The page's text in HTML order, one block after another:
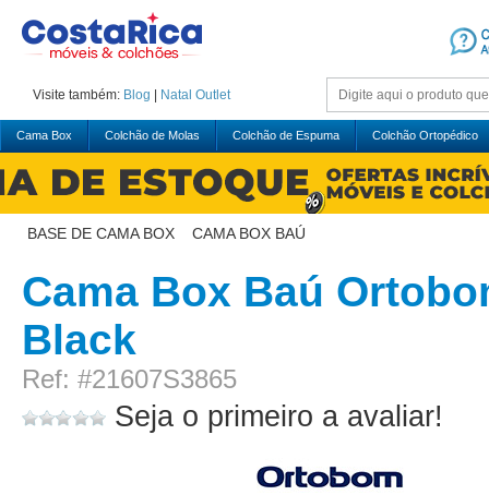
Visite também: Blog Natal Outlet
Cama Box Colchão de Molas Colchão de Espuma Colchão Ortopédico
BASE DE CAMA BOX CAMA BOX BAÚ
Cama Box Baú
Black
Ref: #21607S3865
Seja o primeiro a avaliar!